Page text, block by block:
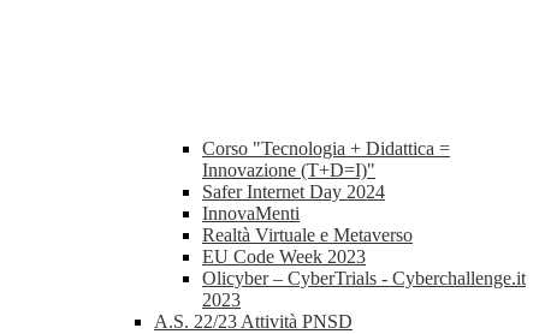
Corso "Tecnologia + Didattica =
Innovazione (T+D=I)"
Safer Internet Day 2024
InnovaMenti
Realtà Virtuale e Metaverso
EU Code Week 2023
Olicyber – CyberTrials - Cyberchallenge.it
2023
A.S. 22/23 Attività PNSD